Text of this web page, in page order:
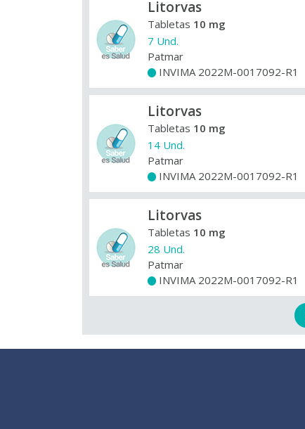
Litorvas
Tabletas 10 mg
7 Und.
Patmar
INVIMA 2022M-0017092-R1
Litorvas
Tabletas 10 mg
14 Und.
Patmar
INVIMA 2022M-0017092-R1
Litorvas
Tabletas 10 mg
28 Und.
Patmar
INVIMA 2022M-0017092-R1